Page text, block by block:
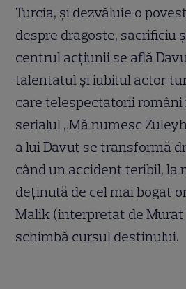
Turcia, și dezvăluie o
despre dragoste, sacrificiu
centrul acțiunii se află
talentatul și iubitul actor
care telespectatorii români
serialul „Mă numesc
a lui Davut se transformă
când un accident teribil, la
deținută de cel mai bogat
Malik (interpretat de Murat
schimbă cursul destinului.